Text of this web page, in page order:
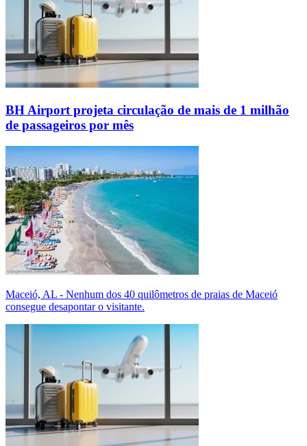
BH Airport projeta circulação de mais de 1 milhão
de passageiros por mês
Maceió, AL - Nenhum dos 40 quilômetros de praias de Maceió
consegue desapontar o visitante.